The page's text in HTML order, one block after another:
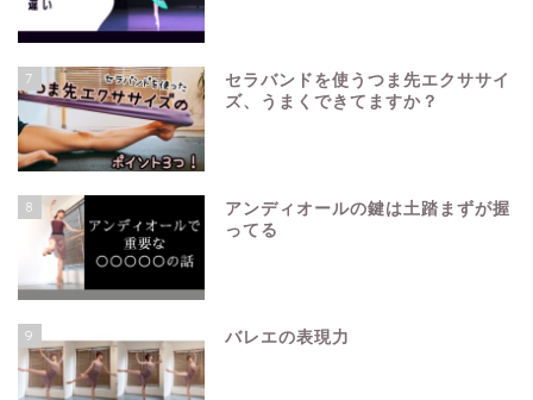
7
セラバンドを使うつま先エクササイ
ズ、うまくできてますか？
8
アンディオールの鍵は土踏まずが握
ってる
9 バレエの表現力